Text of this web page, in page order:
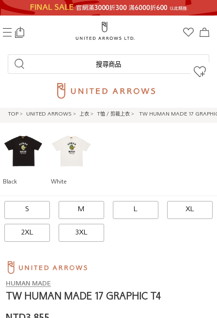
搜尋商品
TOP > UNITED ARROWS > 上衣 > T恤 / 剪裁上衣 > TW HUMAN MADE 17
Black White
S M L XL
2XL 3XL
HUMAN MADE
TW HUMAN MADE 17 GRAPHIC T4